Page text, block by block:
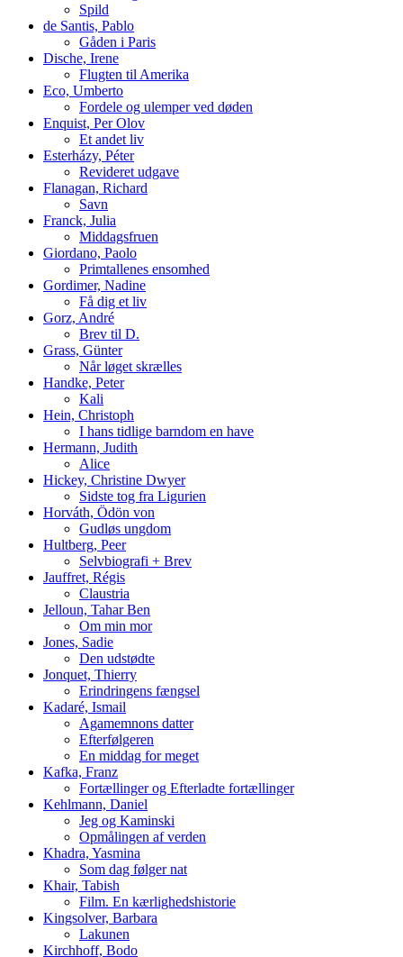
Spild
de Santis, Pablo
Gåden i Paris
Dische, Irene
Flugten til Amerika
Eco, Umberto
Fordele og ulemper ved døden
Enquist, Per Olov
Et andet liv
Esterházy, Péter
Revideret udgave
Flanagan, Richard
Savn
Franck, Julia
Middagsfruen
Giordano, Paolo
Primtallenes ensomhed
Gordimer, Nadine
Få dig et liv
Gorz, André
Brev til D.
Grass, Günter
Når løget skrælles
Handke, Peter
Kali
Hein, Christoph
I hans tidlige barndom en have
Hermann, Judith
Alice
Hickey, Christine Dwyer
Sidste tog fra Ligurien
Horváth, Ödön von
Gudløs ungdom
Hultberg, Peer
Selvbiografi + Brev
Jauffret, Régis
Claustria
Jelloun, Tahar Ben
Om min mor
Jones, Sadie
Den udstødte
Jonquet, Thierry
Erindringens fængsel
Kadaré, Ismail
Agamemnons datter
Efterfølgeren
En middag for meget
Kafka, Franz
Fortællinger og Efterladte fortællinger
Kehlmann, Daniel
Jeg og Kaminski
Opmålingen af verden
Khadra, Yasmina
Som dag følger nat
Khair, Tabish
Film. En kærlighedshistorie
Kingsolver, Barbara
Lakunen
Kirchhoff, Bodo